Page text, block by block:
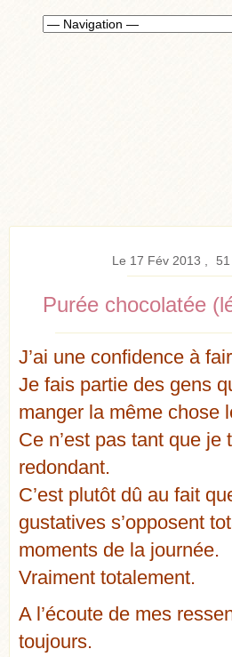
Le 17 Fév 2013 51
Purée chocolatée
J’ai une confidence à
Je fais partie des gens
manger la même chose
Ce n’est pas tant que je
redondant.
C’est plutôt dû au fait
gustatives s’opposent
moments de la journée.
Vraiment totalement.
A l’écoute de mes
toujours.